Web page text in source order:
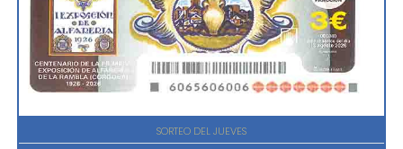
SORTEO DEL JUEVES